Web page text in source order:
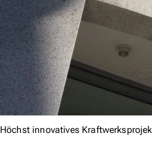
Höchst innovatives